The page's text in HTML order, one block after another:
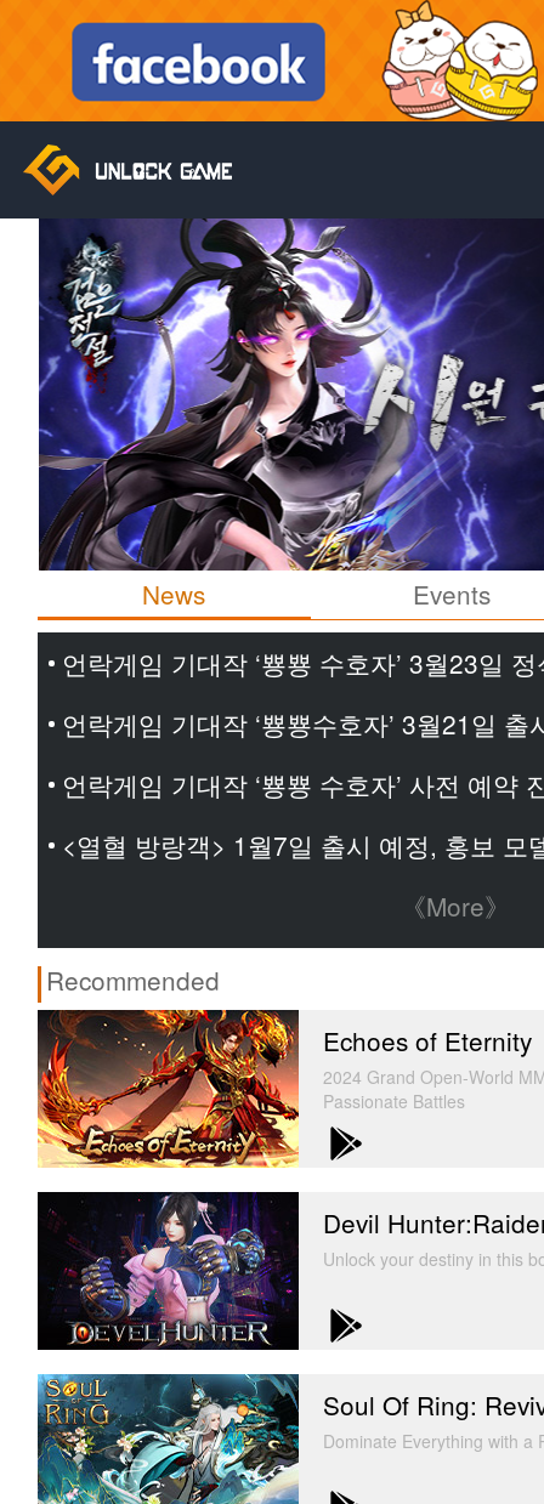
News
Events
언락게임 기대작 ‘뿅뿅 수호자’ 3월23일
언락게임 기대작 ‘뿅뿅수호자’ 3월21일 출
언락게임 기대작 ‘뿅뿅 수호자’ 사전 예약
<열혈 방랑객> 1월7일 출시 예정, 홍보 모
《More》
Recommended
Echoes of Eternity
2024 Grand Open-World
Passionate Battles
Devil
Unlock your destiny in this
Soul Of Ring:
Dominate Everything with a